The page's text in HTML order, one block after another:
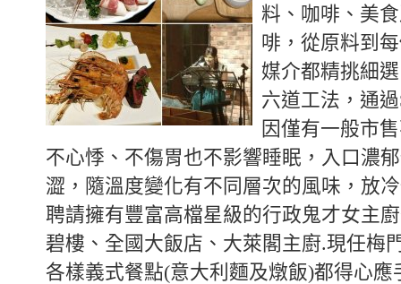
料、咖啡、美
啡，從原料到
媒介都精挑細
六道工法，通
因僅有一般市
不心悸、不傷胃也不影響睡眠，入口濃
澀，隨溫度變化有不同層次的風味，放
聘請擁有豐富高檔星級的行政鬼才女主
碧樓、全國大飯店、大萊閣主廚.現任梅
各樣義式餐點(意大利麵及燉飯)都得心應